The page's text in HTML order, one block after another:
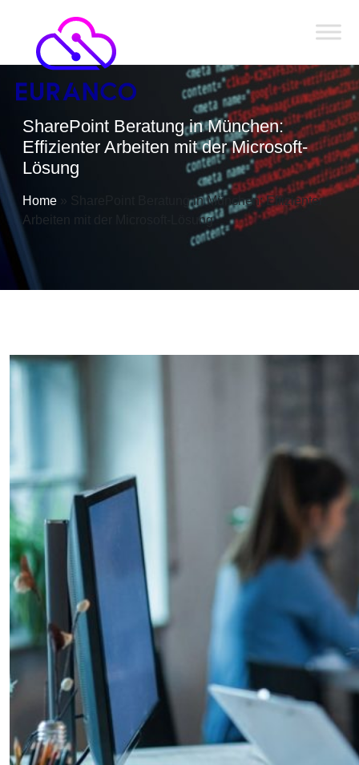
SharePoint Beratung in München:
Effizienter Arbeiten mit der Microsoft-
Lösung
Home » SharePoint Beratung in München: Effizienter
Arbeiten mit der Microsoft-Lösung